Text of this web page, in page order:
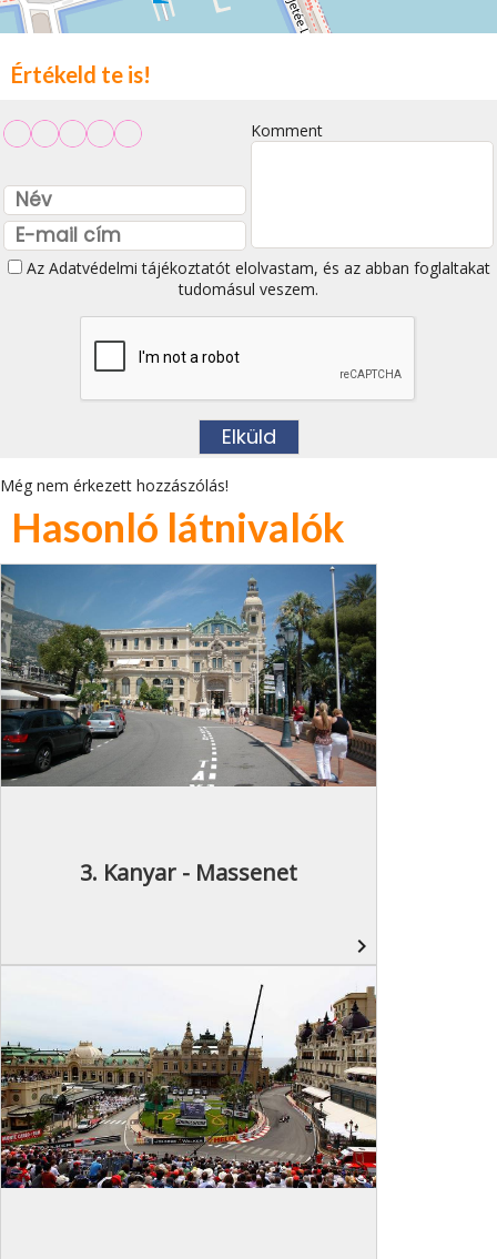
Értékeld te is!
Komment
Az Adatvédelmi tájékoztatótelolvastam, és az abban foglaltakat
tudomásul veszem.
Még nem érkezett hozzászólás!
Hasonló látnivalók
3. Kanyar - Massenet
navigate_next